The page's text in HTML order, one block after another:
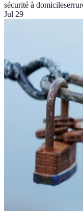
sécurité à domicile
Jul 29